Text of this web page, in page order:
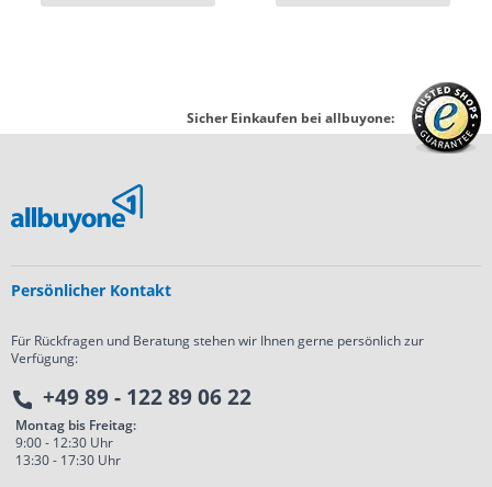
Sicher Einkaufen bei allbuyone:
Persönlicher Kontakt
Für Rückfragen und Beratung stehen wir Ihnen gerne persönlich zur
Verfügung:
+49 89 - 122 89 06 22
Montag bis Freitag:
9:00 - 12:30 Uhr
13:30 - 17:30 Uhr